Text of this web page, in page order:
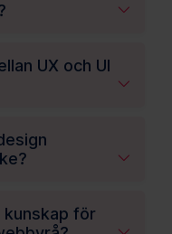
UX och UI
kunskap för